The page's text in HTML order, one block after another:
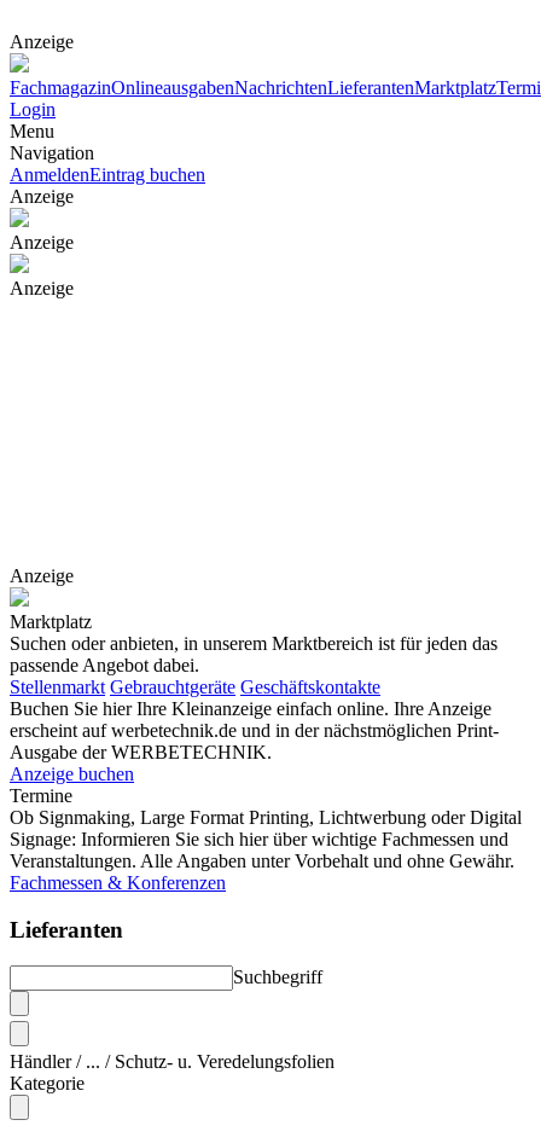
Anzeige
FachmagazinOnlineausgabenNachrichtenLieferantenMarktplatz
Login
Menu
Navigation
AnmeldenEintrag buchen
Anzeige
Anzeige
Anzeige
Anzeige
Marktplatz
Suchen oder anbieten, in unserem Marktbereich ist für jeden das
passende Angebot dabei.
Stellenmarkt Gebrauchtgeräte Geschäftskontakte
Buchen Sie hier Ihre Kleinanzeige einfach online. Ihre Anzeige
erscheint auf werbetechnik.de und in der nächstmöglichen Print-
Ausgabe der WERBETECHNIK.
Anzeige buchen
Termine
Ob Signmaking, Large Format Printing, Lichtwerbung oder Digital
Signage: Informieren Sie sich hier über wichtige Fachmessen und
Veranstaltungen. Alle Angaben unter Vorbehalt und ohne Gewähr.
Fachmessen & Konferenzen
Lieferanten
Suchbegriff
Händler / ... / Schutz- u. Veredelungsfolien
Kategorie